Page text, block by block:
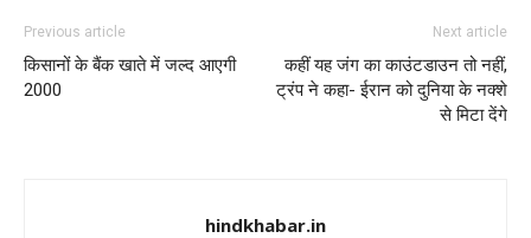
Previous article
किसानों के बैंक खाते में जल्द आएगी
2000
Next article
कहीं यह जंग का काउंटडाउन तो नहीं,
ट्रंप ने कहा- ईरान को दुनिया के नक्शे
से मिटा देंगे
hindkhabar.in